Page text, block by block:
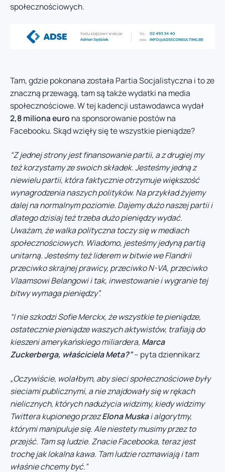
społecznościowych.
Tam, gdzie pokonana została Partia Socjalistyczna i to ze
znaczną przewagą, tam są także wydatki na media
społecznościowe. W tej kadencji ustawodawca wydał
2,8 miliona euro na sponsorowanie postów na
Facebooku. Skąd wzięły się te wszystkie pieniądze?
“Z jednej strony jest finansowanie partii, a z drugiej my
też korzystamy ze swoich składek. Jesteśmy jedną z
niewielu partii, która faktycznieotrzymuje większość
wynagrodzenia naszych polityków. Na przykład żyjemy
dalej na normalnym poziomie. Dajemy dużo naszej partii i
dlatego dzisiaj też trzeba dużo pieniędzy wydać.
Uważam, że walka polityczna toczy się w mediach
społecznościowych. Wiadomo, jesteśmy jedyną partią
unitarną. Jesteśmy też liderem w bitwie we Flandrii
przeciwko skrajnej prawicy, przeciwko N-VA, przeciwko
Vlaamsowi Belangowi i tak, inwestowanie i wygranie tej
bitwy wymaga pieniędzy”.
“I nie szkodzi Sofie Merckx, że wszystkie te pieniądze,
ostatecznie pieniądze waszych aktywistów, trafiają do
kieszeni amerykańskiego miliardera, Marca
Zuckerberga, właściciela Meta?”– pyta dziennikarz
„Oczywiście, wolałbym, aby sieci społecznościowe były
sieciami publicznymi, a nie znajdowały się w rękach
nielicznych, których nadużycia widzimy, kiedy widzimy
Twittera kupionego przezElona Muskai algorytmy,
którymi manipuluje się. Ale niestety musimy przez to
przejść. Tam są ludzie. Znacie Facebooka, teraz jest
trochę jak lokalna kawa. Tam ludzie rozmawiają i tam
właśnie chcemy być.”